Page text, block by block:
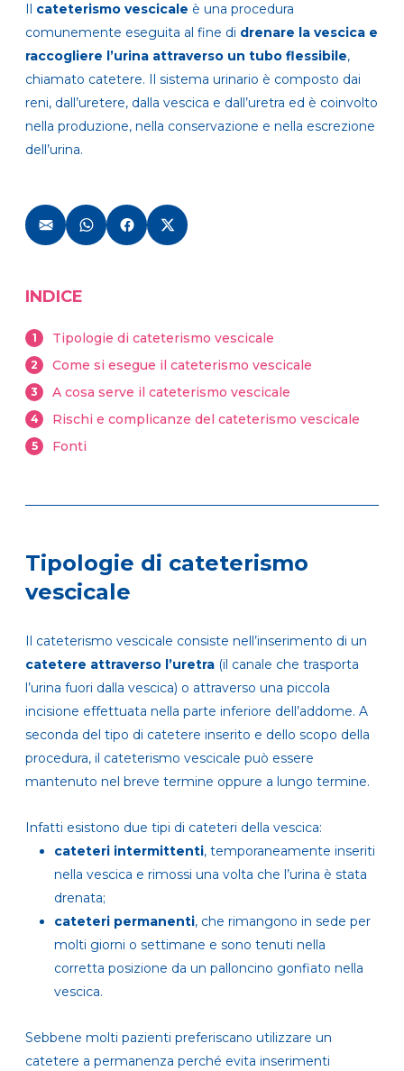
cateterismo vescicale è una procedura
comunemente eseguita al fine di drenare la vescica e
raccogliere l’urina attraverso un tubo flessibile,
chiamato catetere. Il sistema urinario è composto dai
reni, dall’uretere, dalla vescica e dall’uretra ed è coinvolto
nella produzione, nella conservazione e nella escrezione
dell’urina.
INDICE
1 Tipologie di cateterismo vescicale
2 Come si esegue il cateterismo vescicale
3 A cosa serve il cateterismo vescicale
4 Rischi e complicanze del cateterismo vescicale
5 Fonti
Tipologie di cateterismo
vescicale
Il cateterismo vescicale consiste nell’inserimento di un
catetere attraverso l’uretra (il canale che trasporta
l’urina fuori dalla vescica) o attraverso una piccola
incisione effettuata nella parte inferiore dell’addome. A
seconda del tipo di catetere inserito e dello scopo della
procedura, il cateterismo vescicale può essere
mantenuto nel breve termine oppure a lungo termine.
Infatti esistono due tipi di cateteri della vescica:
cateteri intermittenti, temporaneamente inseriti
nella vescica e rimossi una volta che l’urina è stata
drenata;
cateteri permanenti, che rimangono in sede per
molti giorni o settimane e sono tenuti nella
corretta posizione da un palloncino gonfiato nella
vescica.
Sebbene molti pazienti preferiscano utilizzare un
catetere a permanenza perché evita inserimenti